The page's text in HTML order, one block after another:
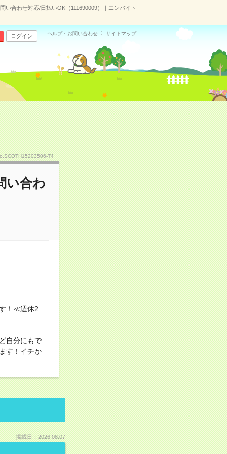
い合わせ対応/日払いOK（111690009）｜エンバイト
ログイン ヘルプ・お問い合わせ サイトマップ
T4
い合わ
！≪週休2
自分にもで
す！イチか
掲載日：2026.08.07